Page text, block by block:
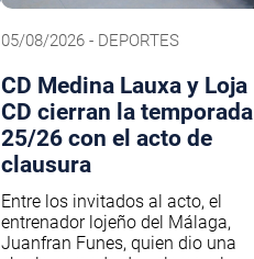
05/08/2026 - DEPORTES
CD Medina Lauxa y Loja
CD cierran la temporada
25/26 con el acto de
clausura
Entre los invitados al acto, el
entrenador lojeño del Málaga,
Juanfran Funes, quien dio una